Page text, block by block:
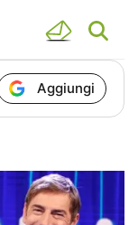
Aggiungi